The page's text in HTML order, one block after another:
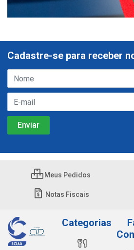
Cadastre-se para receber
Meus Pedidos
Notas Fiscais
Categorias